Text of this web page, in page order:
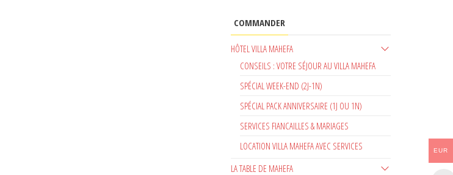
COMMANDER
HÔTEL VILLA MAHEFA
CONSEILS : VOTRE SÉJOUR AU VILLA MAHEFA
SPÉCIAL WEEK-END (2J-1N)
SPÉCIAL PACK ANNIVERSAIRE (1J OU 1N)
SERVICES FIANCAILLES & MARIAGES
LOCATION VILLA MAHEFA AVEC SERVICES
LA TABLE DE MAHEFA
EUR